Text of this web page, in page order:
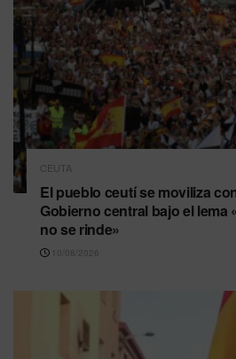
CEUTA
El pueblo ceutí se moviliza
Gobierno central bajo el lema
no se rinde»
10/08/2026